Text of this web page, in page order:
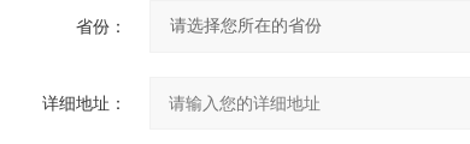
省份：
详细地址：